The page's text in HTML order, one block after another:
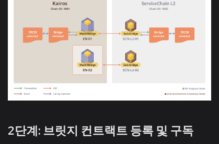
2단계: 브릿지 컨트랙트 등록 및 구독